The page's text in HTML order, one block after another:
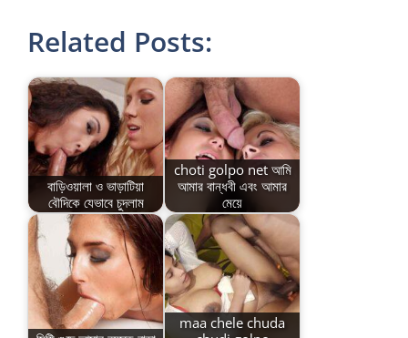
Related Posts:
বাড়িওয়ালা ও ভাড়াটিয়া
বৌদিকে যেভাবে চুদলাম
choti golpo net আমি
আমার বান্ধবী এবং আমার
মেয়ে
maa chele chuda